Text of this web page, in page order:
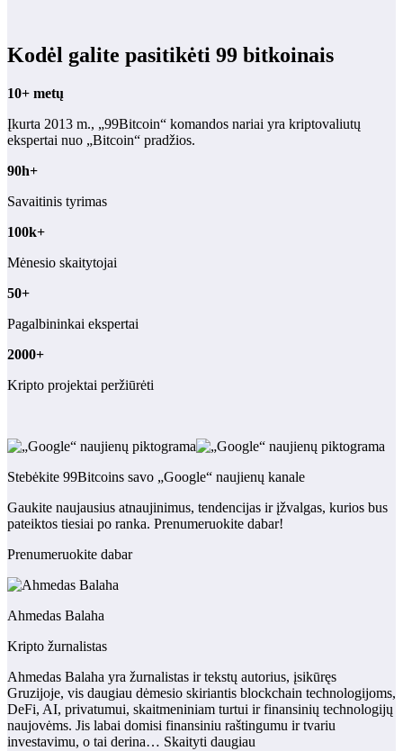
Kodėl galite pasitikėti 99 bitkoinais
10+ metų
Įkurta 2013 m., „99Bitcoin“ komandos nariai yra kriptovaliutų
ekspertai nuo „Bitcoin“ pradžios.
90h+
Savaitinis tyrimas
100k+
Mėnesio skaitytojai
50+
Pagalbininkai ekspertai
2000+
Kripto projektai peržiūrėti
Stebėkite 99Bitcoins savo „Google“ naujienų kanale
Gaukite naujausius atnaujinimus, tendencijas ir įžvalgas, kurios bus
pateiktos tiesiai po ranka. Prenumeruokite dabar!
Prenumeruokite dabar
Ahmedas Balaha
Kripto žurnalistas
Ahmedas Balaha yra žurnalistas ir tekstų autorius, įsikūręs
Gruzijoje, vis daugiau dėmesio skiriantis blockchain technologijoms,
DeFi, AI, privatumui, skaitmeniniam turtui ir finansinių technologijų
naujovėms. Jis labai domisi finansiniu raštingumu ir tvariu
investavimu, o tai derina… Skaityti daugiau